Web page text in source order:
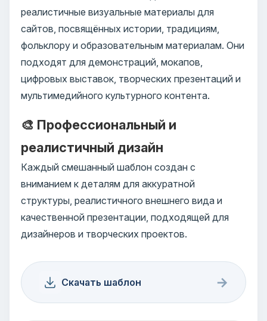
реалистичные визуальные материалы для
сайтов, посвящённых истории, традициям,
фольклору и образовательным материалам. Они
подходят для демонстраций, мокапов,
цифровых выставок, творческих презентаций и
мультимедийного культурного контента.
🎨 Профессиональный и
реалистичный дизайн
Каждый смешанный шаблон создан с
вниманием к деталям для аккуратной
структуры, реалистичного внешнего вида и
качественной презентации, подходящей для
дизайнеров и творческих проектов.
Скачать шаблон →